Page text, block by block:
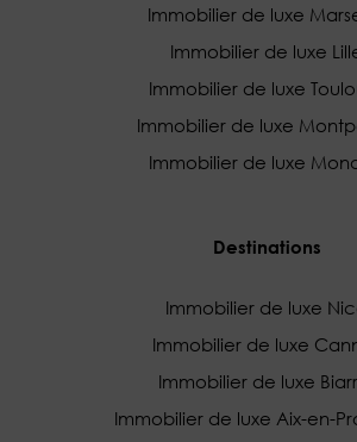
Immobilier de luxe
Immobilier de luxe
Immobilier de luxe
Immobilier de luxe
Immobilier de luxe
Destinations
Immobilier de luxe
Immobilier de luxe
Immobilier de luxe
Immobilier de luxe Aix-en-